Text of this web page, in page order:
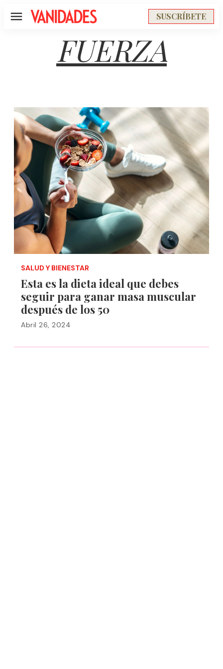
Menú SUSCRÍBETE
FUERZA
SALUD Y BIENESTAR
Esta es la dieta ideal que debes
seguir para ganar masa muscular
después de los 50
Abril 26, 2024